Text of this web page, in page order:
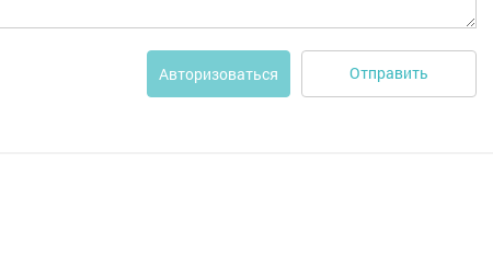
Авторизоваться Отправить